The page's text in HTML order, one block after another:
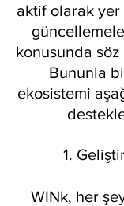
aktif olarak
konusunda söz
Bununla
ekosistemi
1.
WINk, her